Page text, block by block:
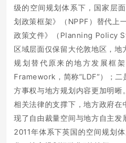
级的空间规划体系下，国家层
划政策框架》（NPPF）替代上
政策文件》（Planning Policy
区域层面仅保留大伦敦地区，地
规划替代原来的地方发展框
Framework，简称“LDF”）；二
方事权与地方规划内容更加明晰
相关法律的支撑下，地方政府在
现了自由裁量空间与地方自主发
2011年体系下英国的空间规划